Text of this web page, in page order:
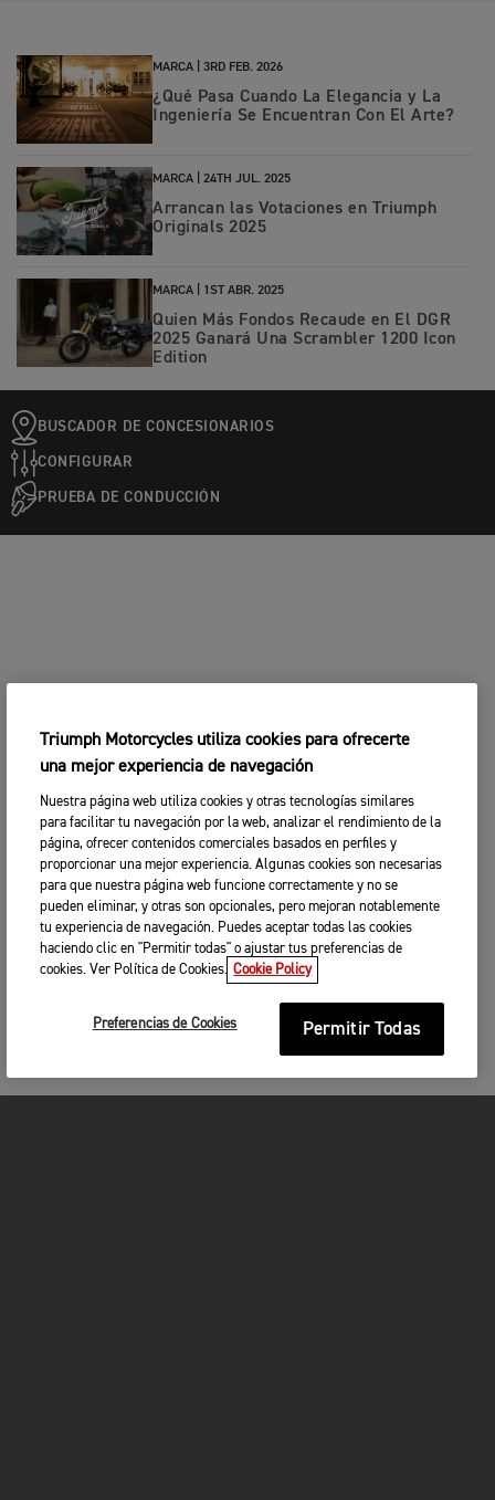
MARCA | 3RD FEB. 2026
¿Qué Pasa Cuando La Elegancia y La
Ingeniería Se Encuentran Con El Arte?
MARCA | 24TH JUL. 2025
Arrancan las Votaciones en Triumph
Originals 2025
MARCA | 1ST ABR. 2025
Quien Más Fondos Recaude en El DGR
2025 Ganará Una Scrambler 1200 Icon
Edition
BUSCADOR DE CONCESIONARIOS
CONFIGURAR
PRUEBA DE CONDUCCIÓN
Triumph Motorcycles utiliza cookies para ofrecerte
una mejor experiencia de navegación
Nuestra página web utiliza cookies y otras tecnologías similares
para facilitar tu navegación por la web, analizar el rendimiento de la
página, ofrecer contenidos comerciales basados en perfiles y
proporcionar una mejor experiencia. Algunas cookies son necesarias
para que nuestra página web funcione correctamente y no se
pueden eliminar, y otras son opcionales, pero mejoran notablemente
tu experiencia de navegación. Puedes aceptar todas las cookies
haciendo clic en "Permitir todas" o ajustar tus preferencias de
cookies. Ver Política de Cookies. Cookie Policy
Preferencias de Cookies Permitir Todas